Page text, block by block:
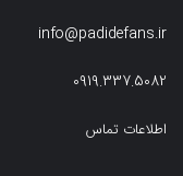
info@padidefans.ir
0919.337.5082
اطلاعات تماس